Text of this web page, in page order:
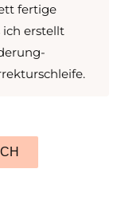
fertige
ich erstellt